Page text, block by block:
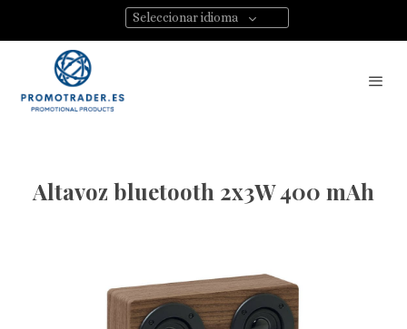
Seleccionar idioma
Altavoz bluetooth 2x3W 400 mAh